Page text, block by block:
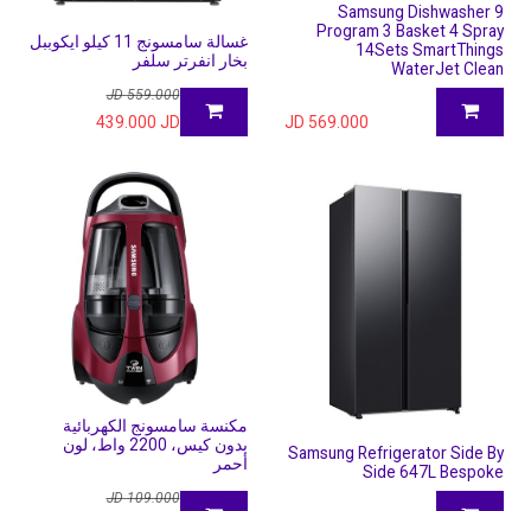
Samsung Dishwasher 9
Program 3 Basket 4 Spray
14Sets SmartThings
WaterJet Clean
569.000
غسالة سامسونج 11 كيلو ايكوببل
بخار انفرتر سلفر
559.000
JD
439.000 JD
Samsung Refrigerator Side By
Side 647L Bespoke
مكنسة سامسونج الكهربائية
بدون كيس، 2200 واط، لون
أحمر
109.000
JD